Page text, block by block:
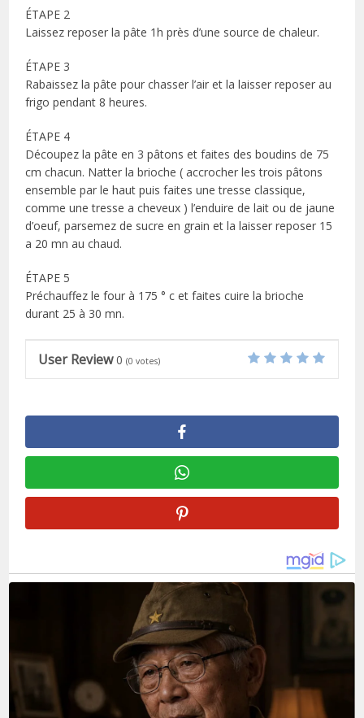
ÉTAPE 2
Laissez reposer la pâte 1h près d’une source de chaleur.
ÉTAPE 3
Rabaissez la pâte pour chasser l’air et la laisser reposer au
frigo pendant 8 heures.
ÉTAPE 4
Découpez la pâte en 3 pâtons et faites des boudins de 75
cm chacun. Natter la brioche ( accrocher les trois pâtons
ensemble par le haut puis faites une tresse classique,
comme une tresse a cheveux ) l’enduire de lait ou de jaune
d’oeuf, parsemez de sucre en grain et la laisser reposer 15
a 20 mn au chaud.
ÉTAPE 5
Préchauffez le four à 175 ° c et faites cuire la brioche
durant 25 à 30 mn.
User Review 0 (0 votes)